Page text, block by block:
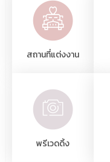
สถานที่แต่งงาน
พรีเวดดิ้ง